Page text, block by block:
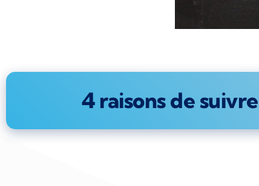
4 raisons de